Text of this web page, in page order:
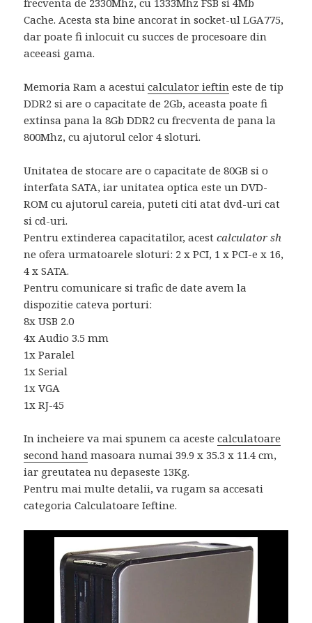
Cache. Acesta sta bine ancorat in socket-ul LGA775,
dar poate fi inlocuit cu succes de procesoare din
aceeasi gama.
Memoria Ram a acestuicalculator ieftin este de tip
DDR2 si are o capacitate de 2Gb, aceasta poate fi
extinsa pana la 8Gb DDR2 cu frecventa de pana la
800Mhz, cu ajutorul celor 4 sloturi.
Unitatea de stocare are o capacitate de 80GB si o
interfata SATA, iar unitatea optica este un DVD-
ROM cu ajutorul careia, puteti citi atat dvd-uri cat
si cd-uri.
Pentru extinderea capacitatilor, acestcalculator sh
ne ofera urmatoarele sloturi: 2 x PCI, 1 x PCI-e x 16,
4 x SATA.
Pentru comunicare si trafic de date avem la
dispozitie cateva porturi:
8x USB 2.0
4x Audio 3.5 mm
1x Paralel
1x Serial
1x VGA
1x RJ-45
In incheiere va mai spunem ca acestecalculatoare
second hand masoara numai 39.9 x 35.3 x 11.4 cm,
iar greutatea nu depaseste 13Kg.
Pentru mai multe detalii, va rugam sa accesati
categoria Calculatoare Ieftine.